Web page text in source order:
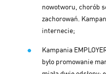
nowotworu, chorób
zachorowań.
internecie;
Kampania
było promowanie